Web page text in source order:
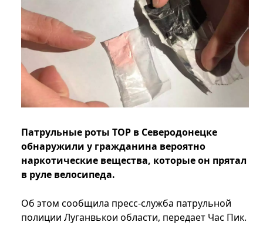
Патрульные роты ТОР в Северодонецке
обнаружили у гражданина вероятно
наркотические вещества, которые он прятал
в руле велосипеда.
Об этом сообщила пресс-служба патрульной
полиции Луганвькои области, передает Час Пик.